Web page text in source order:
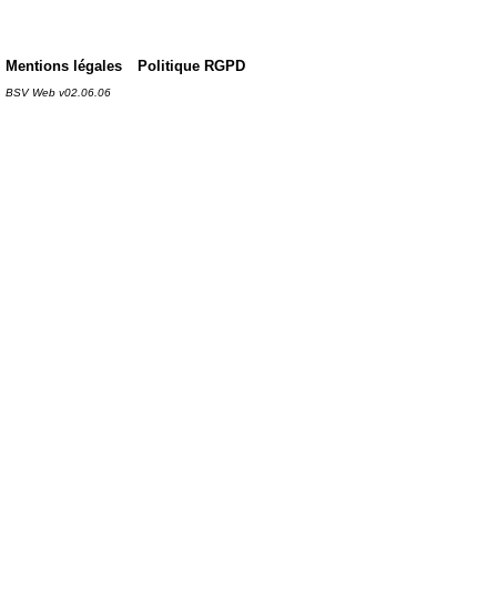
Mentions légales Politique RGPD
BSV Web v02.06.06